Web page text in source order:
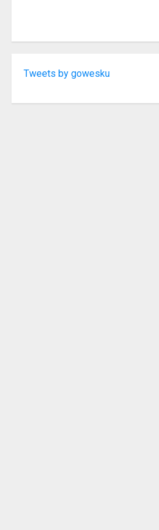
Tweets by gowesku